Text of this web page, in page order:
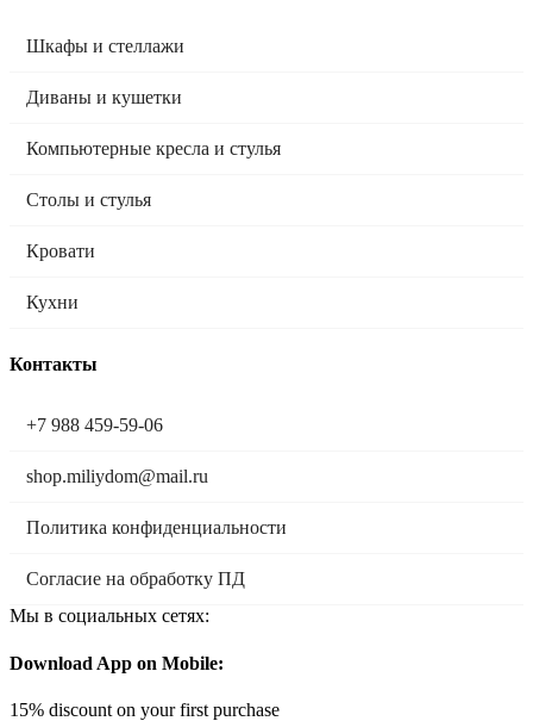
Шкафы и стеллажи
Диваны и кушетки
Компьютерные кресла и стулья
Столы и стулья
Кровати
Кухни
Контакты
+7 988 459-59-06
shop.miliydom@mail.ru
Политика конфиденциальности
Согласие на обработку ПД
Мы в социальных сетях:
Download App on Mobile:
15% discount on your first purchase